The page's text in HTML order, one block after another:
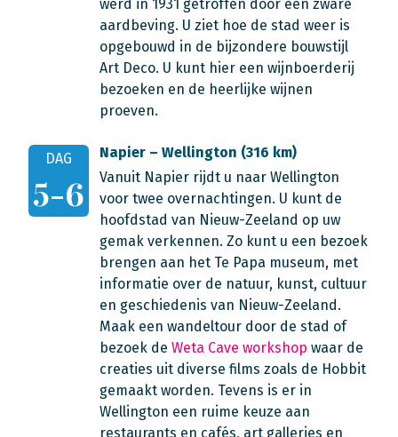
werd in 1931 getroffen door een zware
aardbeving. U ziet hoe de stad weer is
opgebouwd in de bijzondere bouwstijl
Art Deco. U kunt hier een wijnboerderij
bezoeken en de heerlijke wijnen
proeven.
DAG
5-6
Napier – Wellington (316 km)
Vanuit Napier rijdt u naar Wellington
voor twee overnachtingen. U kunt de
hoofdstad van Nieuw-Zeeland op uw
gemak verkennen. Zo kunt u een bezoek
brengen aan het Te Papa museum, met
informatie over de natuur, kunst, cultuur
en geschiedenis van Nieuw-Zeeland.
Maak een wandeltour door de stad of
bezoek de Weta Cave workshop waar de
creaties uit diverse films zoals de Hobbit
gemaakt worden. Tevens is er in
Wellington een ruime keuze aan
restaurants en cafés, art galleries en